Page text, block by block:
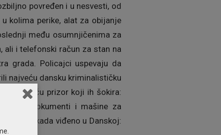
povređen i u nesvesti, od
kolima perike, alat za obijanje
među osumnjičenima za
ali i telefonski račun za stan na
grada. Policajci uspevaju da
najveću dansku kriminalističku
zatiču prizor koji ih šokira:
lažni dokumenti i mašine za
oružja ikada viđeno u Danskoj: